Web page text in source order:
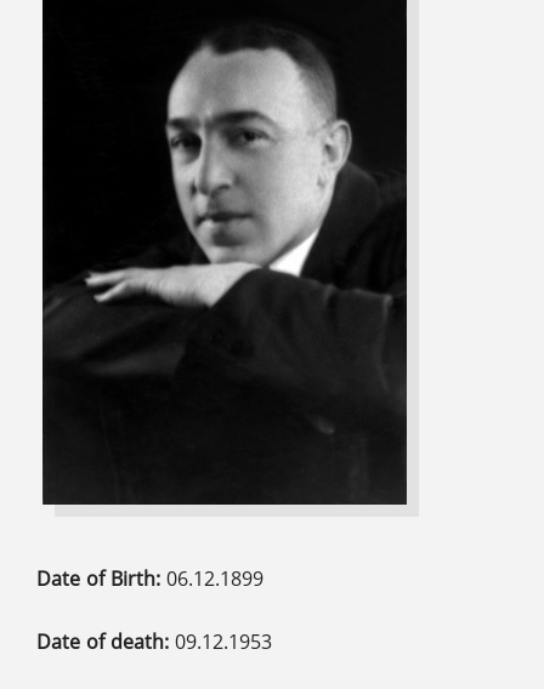
Date of Birth: 06.12.1899
Date of death: 09.12.1953